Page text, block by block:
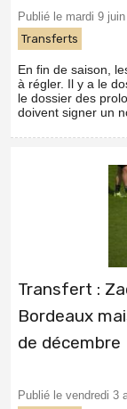
Publié le mardi 9
Transferts
En fin de saison,
à régler. Il y a le
le dossier des
doivent signer un
Transfert :
Bordeaux
de décembre
Publié le vendredi 3